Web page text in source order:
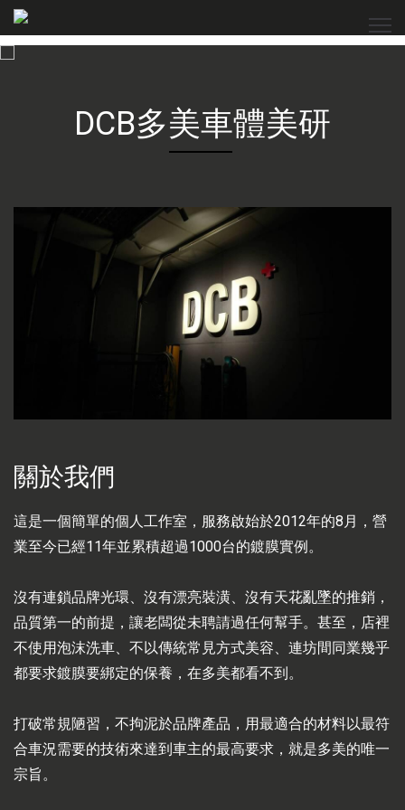
DCB多美車體美研
關於我們
這是一個簡單的個人工作室，服務啟始於2012年的8月，營
業至今已經11年並累積超過1000台的鍍膜實例。
沒有連鎖品牌光環、沒有漂亮裝潢、沒有天花亂墜的推銷，
品質第一的前提，讓老闆從未聘請過任何幫手。甚至，店裡
不使用泡沫洗車、不以傳統常見方式美容、連坊間同業幾乎
都要求鍍膜要綁定的保養，在多美都看不到。
打破常規陋習，不拘泥於品牌產品，用最適合的材料以最符
合車況需要的技術來達到車主的最高要求，就是多美的唯一
宗旨。